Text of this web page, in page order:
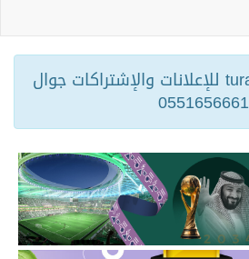
turaif3@hotmail.com للإعلانات والإشتراكات جوال
0551656661